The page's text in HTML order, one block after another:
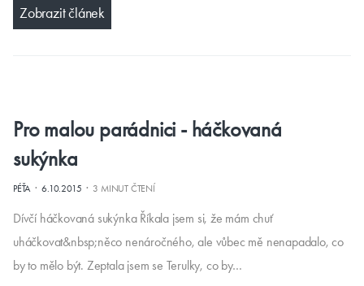
Zobrazit článek
Pro malou parádnici - háčkovaná
sukýnka
PÉŤA·6.10.2015 · 3 MINUT ČTENÍ
Dívčí háčkovaná sukýnka Říkala jsem si, že mám chuť
uháčkovat&nbsp;něco nenáročného, ale vůbec mě nenapadalo, co
by to mělo být. Zeptala jsem se Terulky, co by…